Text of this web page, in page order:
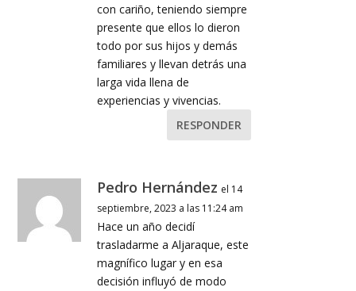
con cariño, teniendo siempre
presente que ellos lo dieron
todo por sus hijos y demás
familiares y llevan detrás una
larga vida llena de
experiencias y vivencias.
RESPONDER
Pedro Hernández el 14
septiembre, 2023 a las 11:24 am
Hace un año decidí
trasladarme a Aljaraque, este
magnífico lugar y en esa
decisión influyó de modo